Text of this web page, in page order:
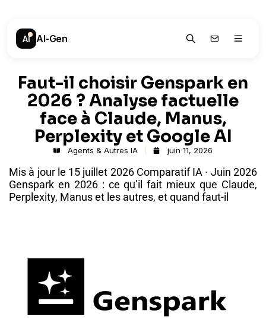
AI AI-Gen.
Faut-il choisir Genspark en
2026 ? Analyse factuelle
face à Claude, Manus,
Perplexity et Google AI
Agents & Autres IA juin 11, 2026
Mis à jour le 15 juillet 2026 Comparatif IA · Juin 2026
Genspark en 2026 : ce qu’il fait mieux que Claude,
Perplexity, Manus et les autres, et quand faut-il